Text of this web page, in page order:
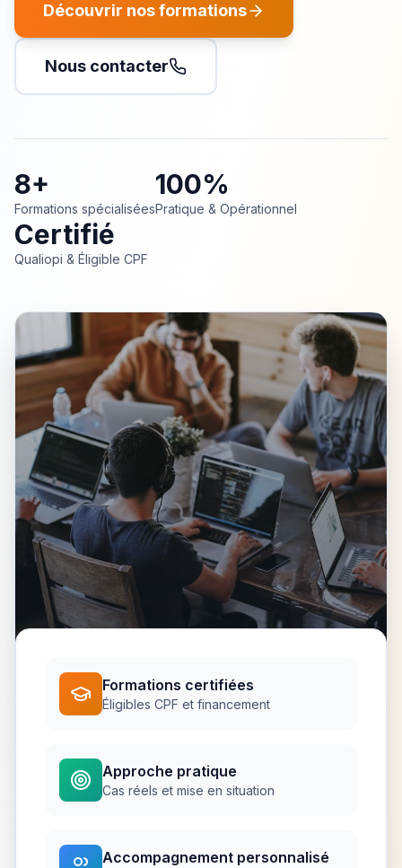
Découvrir nos formations
Nous contacter
8+
Formations spécialisées
100%
Pratique & Opérationnel
Certifié
Qualiopi & Éligible CPF
Formations certifiées
Éligibles CPF et financement
Approche pratique
Cas réels et mise en situation
Accompagnement personnalisé